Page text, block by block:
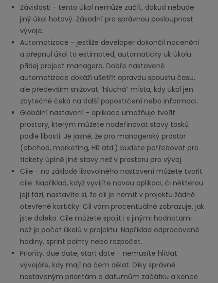
Závislosti - tento úkol nemůže začít, dokud nebude
jiný úkol hotový. Zásadní pro správnou posloupnost
vývoje.
Automatizace - jestliže developer dokončil nacenění
a přepnul úkol to estimated, automaticky uk úkolu
přidej project managera. Dobře nastavené
automatizace dokáží ušetřit opravdu spoustu času,
ale především snižovat “hluchá” místa, kdy úkol jen
zbytečně čeká na další popostrčení nebo informaci.
Globální nastavení - aplikace umožňuje tvořit
prostory, kterým můžete nadefinovat stavy tasků
podle libosti. Je jasné, že pro managerský prostor
(obchod, marketing, HR atd.) budete potřebovat pro
tickety úplně jiné stavy než v prostoru pro vývoj.
Cíle - na základě libovolného nastavení můžete tvořit
cíle. Například, když vyvíjíte novou aplikaci, či některou
její fázi, nastavíte si, že cíl je nemít v projektu žádné
otevřené kartičky. Cíl vám procentuálně zobrazuje, jak
jste daleko. Cíle můžete spojit i s jinými hodnotami
než je počet úkolů v projektu. Například odpracované
hodiny, sprint pointy nebo rozpočet.
Priority, due date, start date - nemusíte hlídat
vývojáře, kdy mají na čem dělat. Díky správně
nastaveným prioritám a datumům začátku a konce